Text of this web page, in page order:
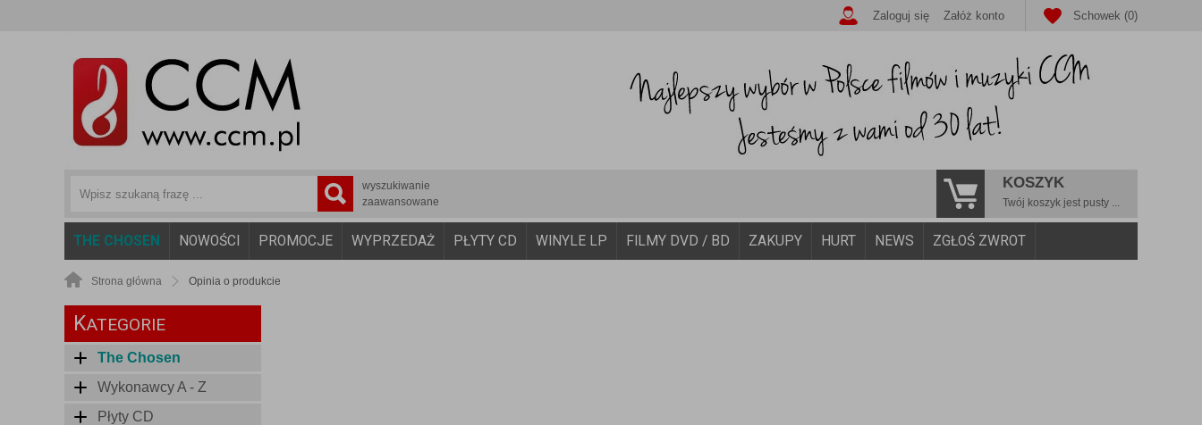
Schowek (0)
Zaloguj się Załóż konto
wyszukiwanie
zaawansowane
KOSZYK
Twój koszyk jest pusty ...
THE CHOSEN NOWOŚCI PROMOCJE WYPRZEDAŻ PŁYTY CD WINYLE LP FILMY DVD / BD ZAKUPY HURT NEWS ZGŁOŚ ZWROT
Strona główna Opinia o produkcie
KATEGORIE
The Chosen
Wykonawcy A - Z
Płyty CD